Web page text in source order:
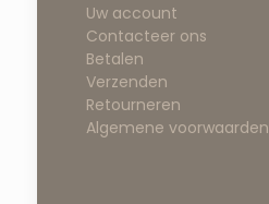
Uw account
Contacteer ons
Betalen
Verzenden
Retourneren
Algemene voorwaarden